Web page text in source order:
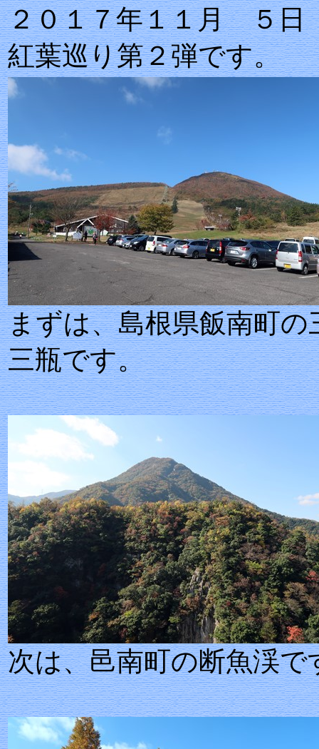
２０１７年１１月 ５日
紅葉巡り第２弾です。
まずは、島根県飯南
三瓶です。
次は、邑南町の